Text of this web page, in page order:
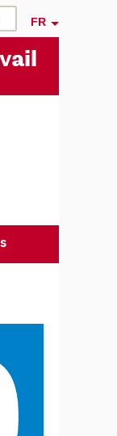
FR
ail